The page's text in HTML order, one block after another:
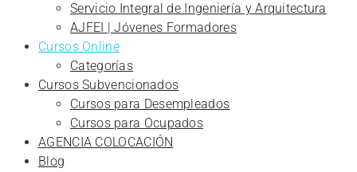
Servicio Integral de Ingeniería y Arquitectura
AJFEI | Jóvenes Formadores
Cursos Online
Categorías
Cursos Subvencionados
Cursos para Desempleados
Cursos para Ocupados
AGENCIA COLOCACIÓN
Blog